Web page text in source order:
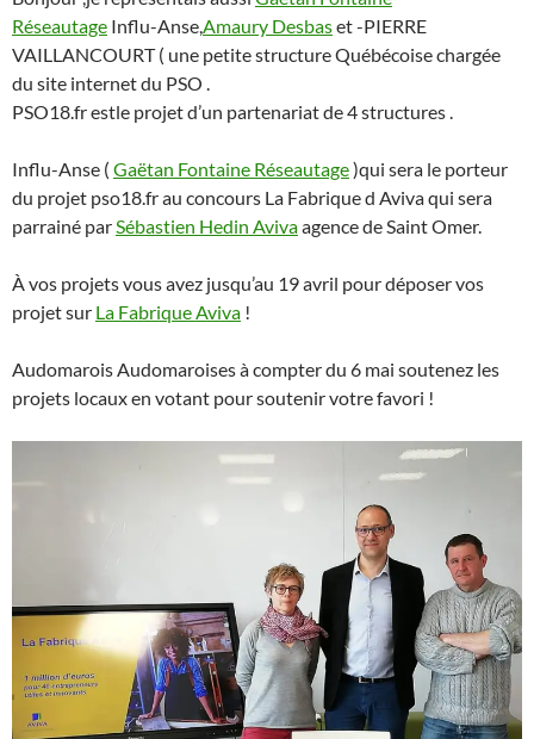
Réseautage Influ-Anse,Amaury Desbaset -PIERRE
VAILLANCOURT ( une petite structure Québécoise chargée
du site internet du PSO .
PSO18.fr estle projet d’un partenariat de 4 structures .
Influ-Anse ( Gaëtan Fontaine Réseautage)qui sera le porteur
du projet pso18.fr au concours La Fabrique d Aviva qui sera
parrainé parSébastien Hedin Avivaagence de Saint Omer.
À vos projets vous avez jusqu’au 19 avril pour déposer vos
projet sur La Fabrique Aviva !
Audomarois Audomaroises à compter du 6 mai soutenez les
projets locaux en votant pour soutenir votre favori !